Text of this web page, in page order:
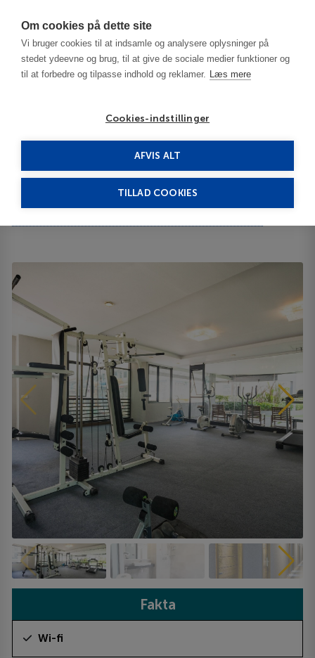
Om cookies på dette site
Vi bruger cookies til at indsamle og analysere oplysninger på
stedet ydeevne og brug, til at give de sociale medier funktioner og
til at forbedre og tilpasse indhold og reklamer. Læs mere
Cookies-indstillinger
AFVIS ALT
TILLAD COOKIES
Bangkok NICE HOTEL RATCHADA 3***
NICE HOTEL RATCHADA
Fakta
Wi-fi